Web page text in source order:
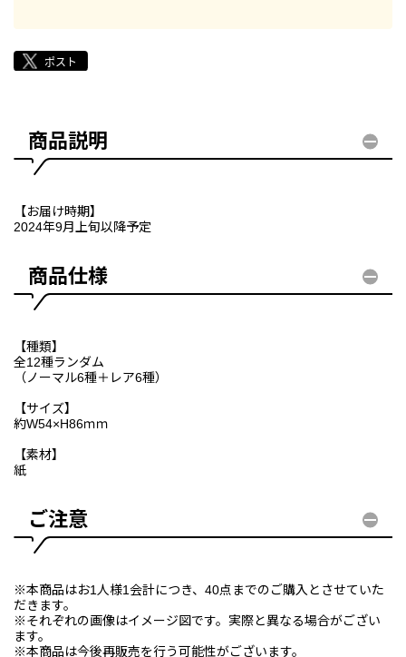
商品説明
【お届け時期】
2024年9月上旬以降予定
商品仕様
【種類】
全12種ランダム
（ノーマル6種＋レア6種）
【サイズ】
約W54×H86ｍｍ
【素材】
紙
ご注意
※本商品はお1人様1会計につき、40点までのご購入とさせていた
だきます。
※それぞれの画像はイメージ図です。実際と異なる場合がござい
ます。
※本商品は今後再販売を行う可能性がございます。